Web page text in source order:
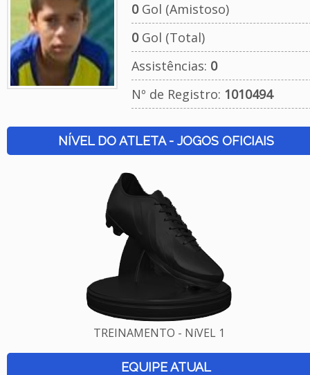
0Gol (Amistoso)
0Gol (Total)
Assistências: 0
Nº de Registro: 1010494
NÍVEL DO ATLETA - JOGOS OFICIAIS
TREINAMENTO - NíVEL 1
EQUIPE ATUAL